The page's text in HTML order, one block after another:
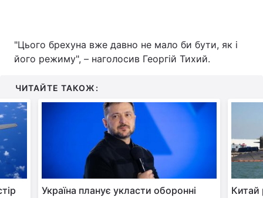
"Цього брехуна вже давно не мало би бути, як і
його режиму", – наголосив Георгій Тихий.
ЧИТАЙТЕ ТАКОЖ:
Україна планує укласти оборонні
Китай